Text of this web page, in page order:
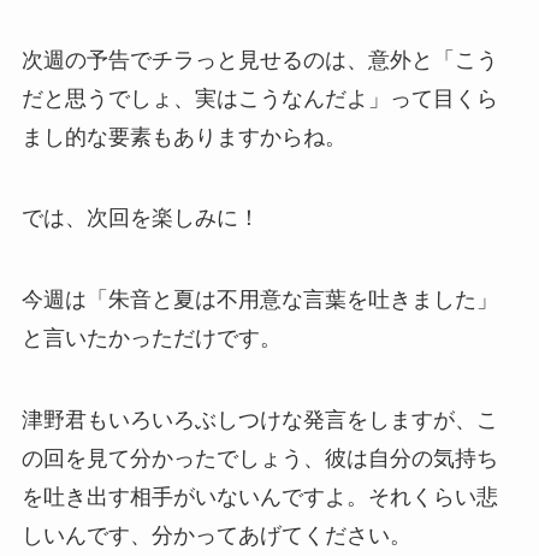
次週の予告でチラっと見せるのは、意外と「こう
だと思うでしょ、実はこうなんだよ」って目くら
まし的な要素もありますからね。
では、次回を楽しみに！
今週は「朱音と夏は不用意な言葉を吐きました」
と言いたかっただけです。
津野君もいろいろぶしつけな発言をしますが、こ
の回を見て分かったでしょう、彼は自分の気持ち
を吐き出す相手がいないんですよ。それくらい悲
しいんです、分かってあげてください。